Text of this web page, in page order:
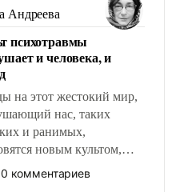
радикально
наши боевые
Андреева
психотравмы
и человека, и
на этот жестокий мир,
нас, таких
и ранимых,
новым культом,
вытесняя и
традиционное
комментариев